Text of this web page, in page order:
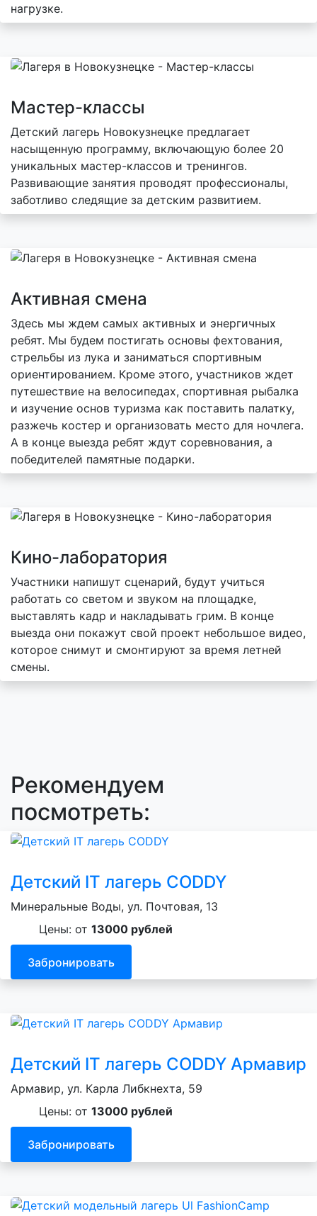
нагрузке.
Мастер-классы
Детский лагерь Новокузнецке предлагает
насыщенную программу, включающую более 20
уникальных мастер-классов и тренингов.
Развивающие занятия проводят профессионалы,
заботливо следящие за детским развитием.
Активная смена
Здесь мы ждем самых активных и энергичных
ребят. Мы будем постигать основы фехтования,
стрельбы из лука и заниматься спортивным
ориентированием. Кроме этого, участников ждет
путешествие на велосипедах, спортивная рыбалка
и изучение основ туризма как поставить палатку,
разжечь костер и организовать место для ночлега.
А в конце выезда ребят ждут соревнования, а
победителей памятные подарки.
Кино-лаборатория
Участники напишут сценарий, будут учиться
работать со светом и звуком на площадке,
выставлять кадр и накладывать грим. В конце
выезда они покажут свой проект небольшое видео,
которое снимут и смонтируют за время летней
смены.
Рекомендуем
посмотреть:
Детский IT лагерь CODDY
Минеральные Воды, ул. Почтовая, 13
Цены: от 13000 рублей
Забронировать
Детский IT лагерь CODDY Армавир
Армавир, ул. Карла Либкнехта, 59
Цены: от 13000 рублей
Забронировать